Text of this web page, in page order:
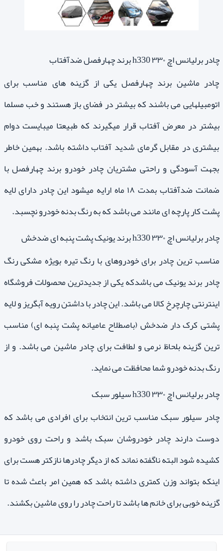
چادر برلیانس اچ ۳۳۰ h330 برند چهارفصل ضدآفتاب
چادر ماشین برند چهارفصل یکی از گزینه های مناسب برای
اتومبیلهایی می باشند که بیشتر در فضای باز هستند و خب مسلما
بیشتر در معرض آفتاب قرار میگیرند که طبیعتا میبایست دوام
بیشتری در مقابل گرمای شدید آفتاب داشته باشد. بهمین خاطر
بجهت آسودگی و راحتی مشتریان چادر خودرو برند چهارفصل با
ضمانت ضدآفتاب بمدت ۱۸ ماه ارایه میشود این چادر دارای لایه
پشت کار پارچه ای مانند می باشد که به رنگ بدنه خودرو نچسبد.
چادر برلیانس اچ ۳۳۰ h330 برند یونیک پشت پنبه ای ضدخش
مناسب ترین چادر برای خودروهای با رنگ تیره بویژه مشکی رنگ
چادر برند یونیک می باشدکه یکی از جدیدترین محصولات فروشگاه
اینترنتی چارچرخ کالا می باشد. این چادر با داشتن رویه آبگریز و لایه
پشتی کرک دار ضدخش (باصطلاح عامیانه پشت پنبه ای) مناسب
ترین گزینه بلحاظ نرمی و لطافت برای چادر ماشین می باشد. و از
رنگ بدنه خودرو شما محافظت می نماید.
چادر برلیانس اچ ۳۳۰ h330 سیلور سبک
چادر سیلور سبک مناسب ترین انتخاب برای افرادی می باشد که
دوست دارند چادر خودروشان سبک باشد و راحت روی خودرو
کشیده شود البته ناگفته نماند که از دیگر چادرها نازکتر هست برای
اینکه بتواند وزن کمتری داشته باشد که همین امر باعث شده تا
گزینه خوبی برای خانم ها باشد تا راحت چادر را روی ماشین بکشند.